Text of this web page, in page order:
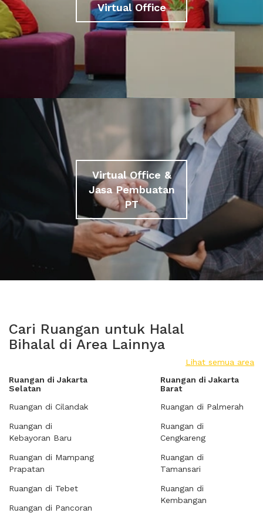
Virtual Office
Virtual Office &
Jasa Pembuatan
PT
Cari Ruangan untuk Halal
Bihalal di Area Lainnya
Lihat semua area
Ruangan di Jakarta
Selatan
Ruangan di Cilandak
Ruangan di
Kebayoran Baru
Ruangan di Mampang
Prapatan
Ruangan di Tebet
Ruangan di Pancoran
Ruangan di Jakarta
Barat
Ruangan di Palmerah
Ruangan di
Cengkareng
Ruangan di
Tamansari
Ruangan di
Kembangan